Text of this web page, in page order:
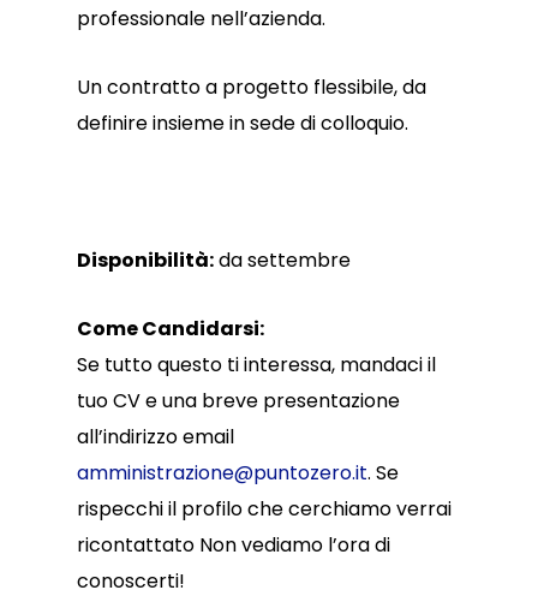
professionale nell’azienda.
Un contratto a progetto flessibile, da
definire insieme in sede di colloquio.
Disponibilità:da settembre
Come Candidarsi:
Se tutto questo ti interessa, mandaci il
tuo CV e una breve presentazione
all’indirizzo email
amministrazione@puntozero.it. Se
rispecchi il profilo che cerchiamo verrai
ricontattato Non vediamo l’ora di
conoscerti!